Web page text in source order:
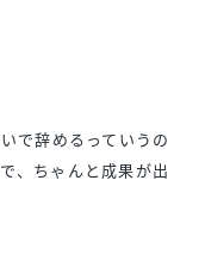
で辞めるっていうの
、ちゃんと成果が出